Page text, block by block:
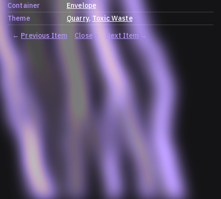
Container
Envelope
Theme
Quarry Toxic Waste
← Previous Item Close× Next Item →